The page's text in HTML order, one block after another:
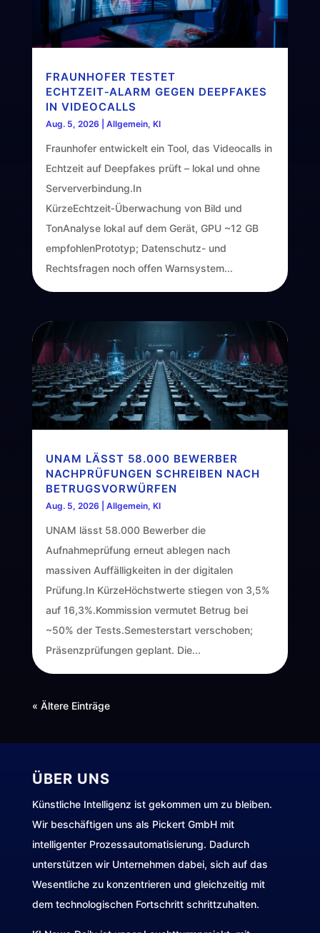
FRAUNHOFER TESTET
ECHTZEIT‑ALARM GEGEN DEEPFAKES
IN VIDEOCALLS
Aug. 5, 2026 Allgemein, KI
Fraunhofer entwickelt ein Tool, das Videocalls in
Echtzeit auf Deepfakes prüft – lokal und ohne
Serververbindung.In
KürzeEchtzeit‑Überwachung von Bild und
TonAnalyse lokal auf dem Gerät, GPU ~12 GB
empfohlenPrototyp; Datenschutz- und
Rechtsfragen noch offen Warnsystem...
UNAM LÄSST 58.000 BEWERBER
NACHPRÜFUNGEN SCHREIBEN NACH
BETRUGSVORWÜRFEN
Aug. 5, 2026 Allgemein, KI
UNAM lässt 58.000 Bewerber die
Aufnahmeprüfung erneut ablegen nach
massiven Auffälligkeiten in der digitalen
Prüfung.In KürzeHöchstwerte stiegen von 3,5%
auf 16,3%.Kommission vermutet Betrug bei
~50% der Tests.Semesterstart verschoben;
Präsenzprüfungen geplant. Die...
« Ältere Einträge
ÜBER UNS
Künstliche Intelligenz ist gekommen um zu bleiben.
Wir beschäftigen uns als Pickert GmbH mit
intelligenter Prozessautomatisierung. Dadurch
unterstützen wir Unternehmen dabei, sich auf das
Wesentliche zu konzentrieren und gleichzeitig mit
dem technologischen Fortschritt schrittzuhalten.